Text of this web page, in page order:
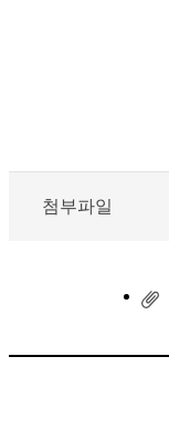
첨부파일